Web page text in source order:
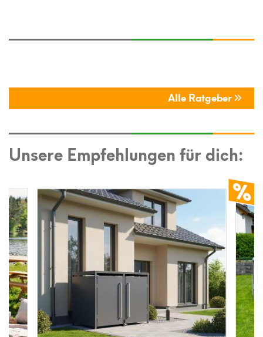
Alle Ratgeber
Unsere Empfehlungen für dich: